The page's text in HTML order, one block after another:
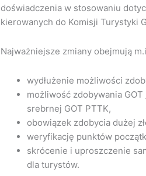
doświadczenia w stosowaniu
kierowanych do Komisji Turystyki
Najważniejsze zmiany obejmują
wydłużenie możliwości
możliwość zdobywania
srebrnej GOT PTTK,
obowiązek zdobycia dużej
weryfikację punktów
skrócenie i uproszczenie
dla turystów.